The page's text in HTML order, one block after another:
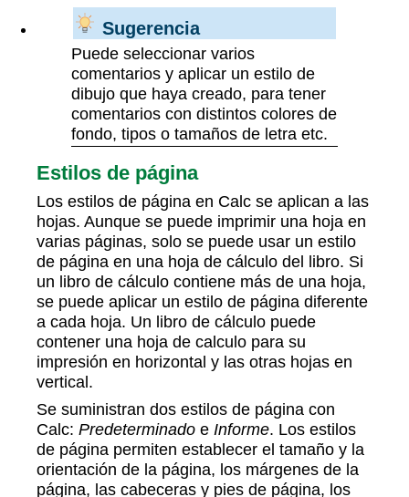
Sugerencia
Puede seleccionar varios
comentarios y aplicar un estilo de
dibujo que haya creado, para tener
comentarios con distintos colores de
fondo, tipos o tamaños de letra etc.
Estilos de página
Los estilos de página en Calc se aplican a las
hojas. Aunque se puede imprimir una hoja en
varias páginas, solo se puede usar un estilo
de página en una hoja de cálculo del libro. Si
un libro de cálculo contiene más de una hoja,
se puede aplicar un estilo de página diferente
a cada hoja. Un libro de cálculo puede
contener una hoja de calculo para su
impresión en horizontal y las otras hojas en
vertical.
Se suministran dos estilos de página con
Calc: Predeterminado e Informe. Los estilos
de página permiten establecer el tamaño y la
orientación de la página, los márgenes de la
página, las cabeceras y pies de página, los